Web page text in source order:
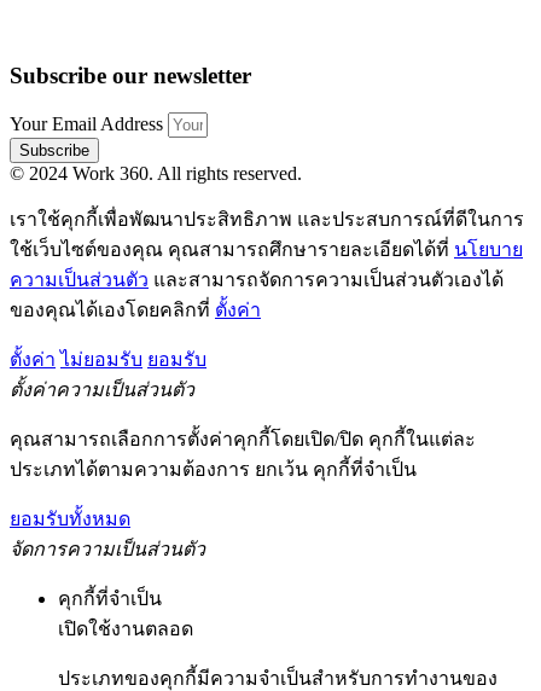
Subscribe our newsletter
Your Email Address
Subscribe
© 2024 Work 360. All rights reserved.
เราใช้คุกกี้เพื่อพัฒนาประสิทธิภาพ และประสบการณ์ที่ดีในการ
ใช้เว็บไซต์ของคุณ คุณสามารถศึกษารายละเอียดได้ที่ นโยบาย
ความเป็นส่วนตัว และสามารถจัดการความเป็นส่วนตัวเองได้
ของคุณได้เองโดยคลิกที่ ตั้งค่า
ตั้งค่า ไม่ยอมรับ ยอมรับ
ตั้งค่าความเป็นส่วนตัว
คุณสามารถเลือกการตั้งค่าคุกกี้โดยเปิด/ปิด คุกกี้ในแต่ละ
ประเภทได้ตามความต้องการ ยกเว้น คุกกี้ที่จำเป็น
ยอมรับทั้งหมด
จัดการความเป็นส่วนตัว
คุกกี้ที่จำเป็น
เปิดใช้งานตลอด
ประเภทของคุกกี้มีความจำเป็นสำหรับการทำงานของ